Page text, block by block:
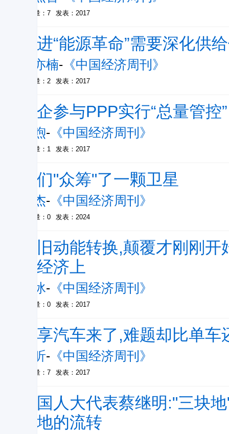
被引量：7 发表：2017
推进“能源革命”需要深化供
王亦楠- 《中国经济周刊》
被引量：2 发表：2017
央企参与PPP实行“总量管控”
曹煦- 《中国经济周刊》
被引量：1 发表：2017
他们"众筹"了一颗卫星
宋杰- 《中国经济周刊》
被引量：0 发表：2024
新旧动能转换,颠覆才刚刚
拟经济上
孙冰- 《中国经济周刊》
被引量：0 发表：2017
共享汽车来了,难题却比单车
银昕- 《中国经济周刊》
被引量：7 发表：2017
全国人大代表蔡继明:"三块
基地的流转